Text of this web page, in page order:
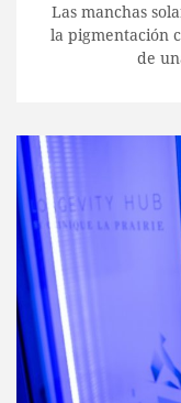
Las manchas
la pigmentación
de